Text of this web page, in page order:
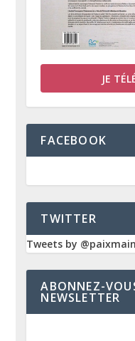
JE
FACEBOOK
TWITTER
Tweets by
ABONNEZ-
NEWSLETTER